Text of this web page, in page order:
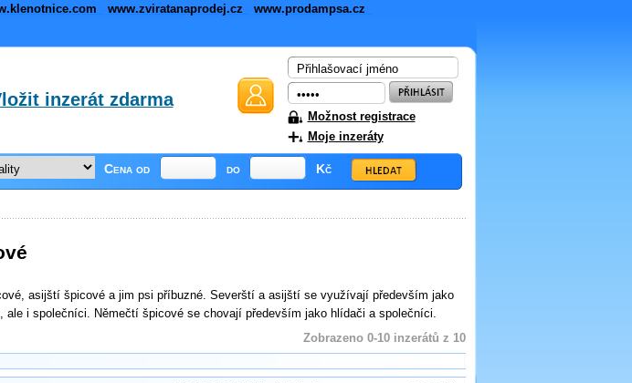
www.zviratanaprodej.cz www.prodampsa.cz
inzerát zdarma
Možnost registrace
Moje inzeráty
Cena od do Kč
asijští špicové a jim psi příbuzné. Severští a asijští se využívají především jako
i společníci. Němečtí špicové se chovají především jako hlídači a společníci.
Zobrazeno 0-10 inzerátů z 10